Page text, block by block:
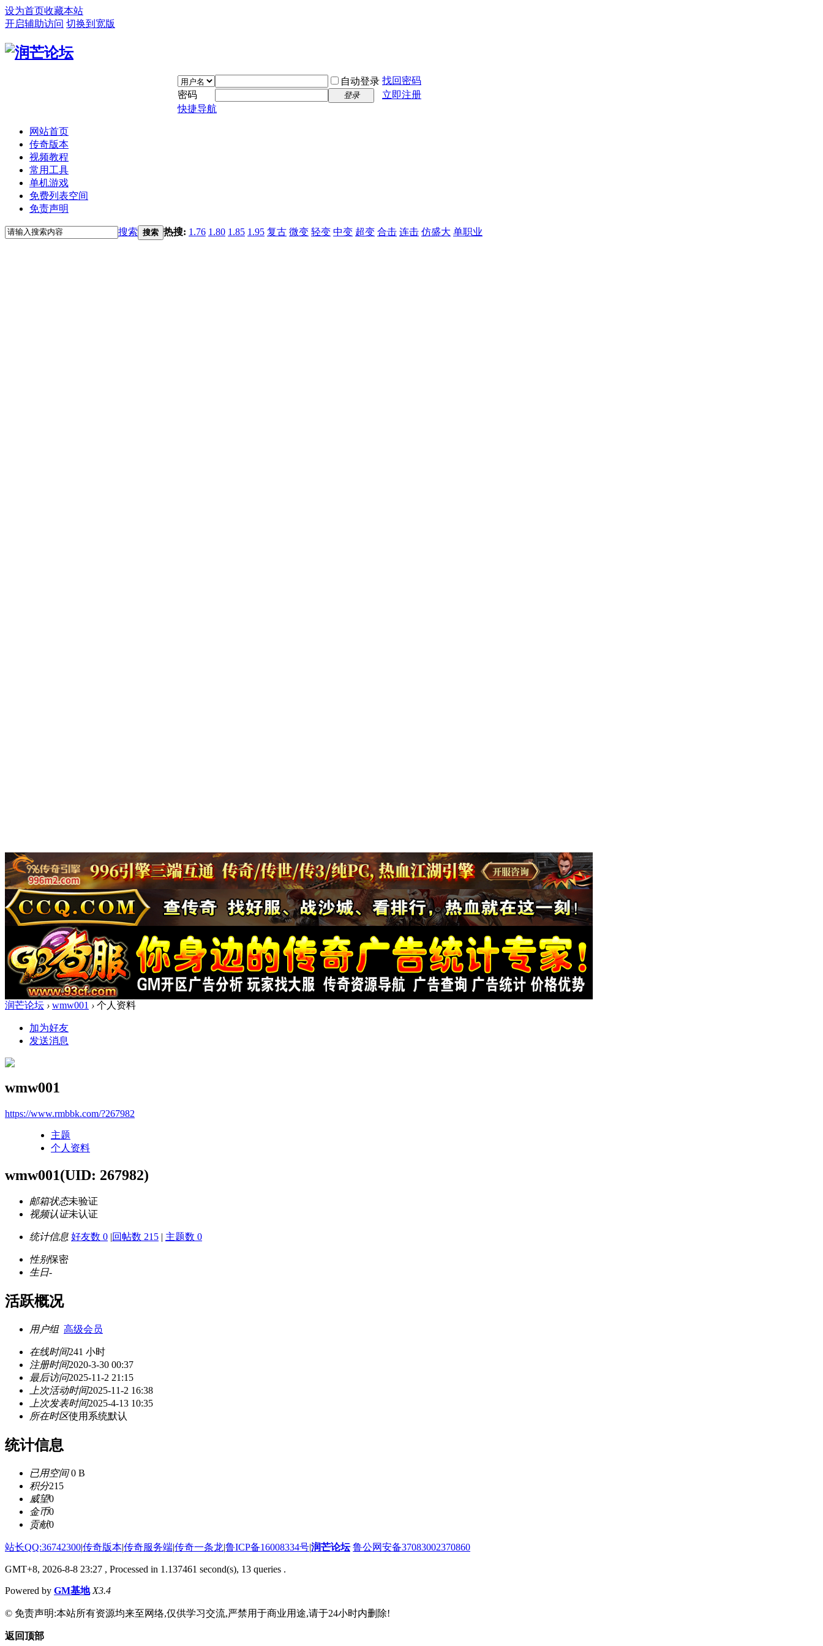
设为首页收藏本站
开启辅助访问 切换到宽版
自动登录 找回密码
密码
登录
立即注册
快捷导航
网站首页
传奇版本
视频教程
常用工具
单机游戏
免费列表空间
免责声明
搜索 搜索 热搜: 1.76 1.80 1.85 1.95 复古 微变 轻变 中变 超变 合击 连击 仿盛大 单职业
润芒论坛 › wmw001 › 个人资料
加为好友
发送消息
wmw001
https://www.rmbbk.com/?267982
主题
个人资料
wmw001(UID: 267982)
邮箱状态未验证
视频认证未认证
统计信息 好友数 0 |回帖数 215 | 主题数 0
性别保密
生日-
活跃概况
用户组 高级会员
在线时间241 小时
注册时间2020-3-30 00:37
最后访问2025-11-2 21:15
上次活动时间2025-11-2 16:38
上次发表时间2025-4-13 10:35
所在时区使用系统默认
统计信息
已用空间0 B
积分215
威望0
金币0
贡献0
站长QQ:36742300|传奇版本|传奇服务端|传奇一条龙|鲁ICP备16008334号|润芒论坛 鲁公网安备37083002370860
GMT+8, 2026-8-8 23:27 , Processed in 1.137461 second(s), 13 queries .
Powered by GM基地 X3.4
© 免责声明:本站所有资源均来至网络,仅供学习交流,严禁用于商业用途,请于24小时内删除!
返回顶部